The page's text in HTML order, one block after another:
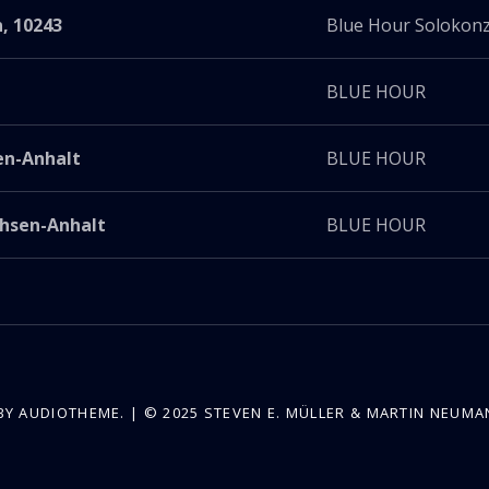
Blue Hour
, 10243
BLUE HOUR
BLUE HOUR
Anhalt
BLUE HOUR
Anhalt
AUDIOTHEME.